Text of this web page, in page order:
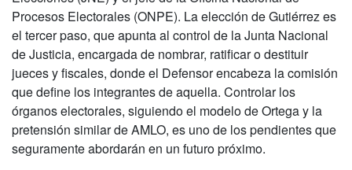
Procesos Electorales (ONPE). La elección de Gutiérrez es
el tercer paso, que apunta al control de la Junta Nacional
de Justicia, encargada de nombrar, ratificar o destituir
jueces y fiscales, donde el Defensor encabeza la comisión
que define los integrantes de aquella. Controlar los
órganos electorales, siguiendo el modelo de Ortega y la
pretensión similar de AMLO, es uno de los pendientes que
seguramente abordarán en un futuro próximo.